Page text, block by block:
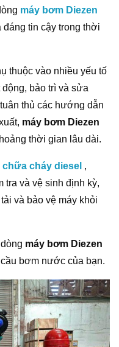
máy bơm Diezen
đáng tin cậy trong thời
thuộc vào nhiều yếu tố
bảo trì và sửa
thủ các hướng dẫn
máy bơm Diezen
thời gian lâu dài.
cháy diesel ,
tra và vệ sinh định kỳ,
và bảo vệ máy khỏi
máy bơm Diezen
bơm nước của bạn.